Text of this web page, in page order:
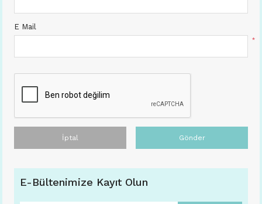
E Mail
*
İptal Gönder
E-Bültenimize Kayıt Olun